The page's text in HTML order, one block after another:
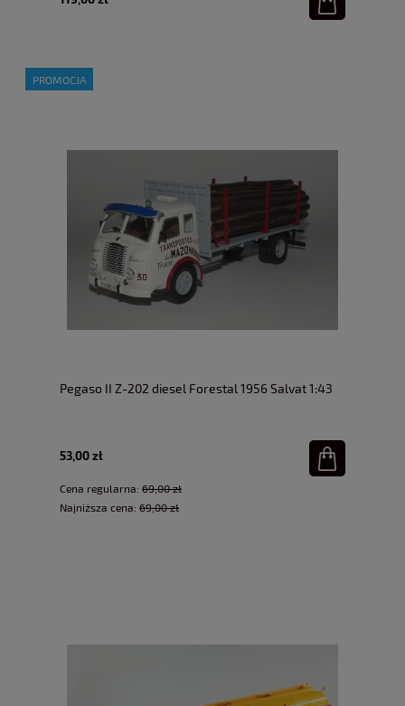
Pegaso II Z-202 diesel Forestal 1956 Salvat 1:43
53,00 zł
Cena regularna: 69,00 zł
Najniższa cena: 69,00 zł
PROMOCJA